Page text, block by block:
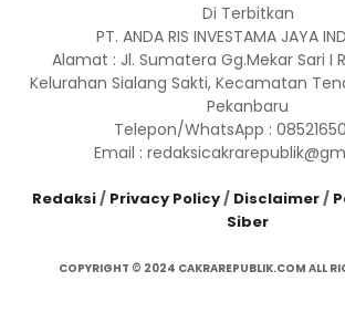
Di Terbitkan
PT. ANDA RIS INVESTAMA JAYA
Alamat : Jl. Sumatera Gg.Mekar Sari I
Kelurahan Sialang Sakti, Kecamatan
Pekanbaru
Telepon/WhatsApp :
Email :
Redaksi/ Privacy Policy/ Disclaimer/
Siber
COPYRIGHT © 2024 CAKRAREPUBLIK.COM ALL